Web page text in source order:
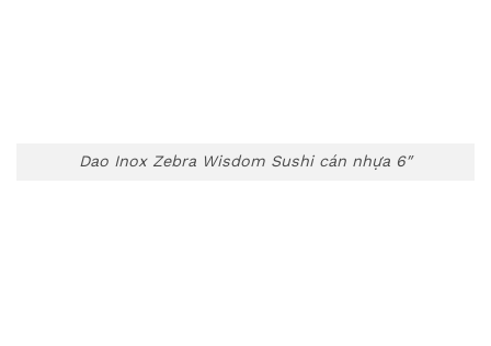
Dao Inox Zebra Wisdom Sushi cán nhựa 6″